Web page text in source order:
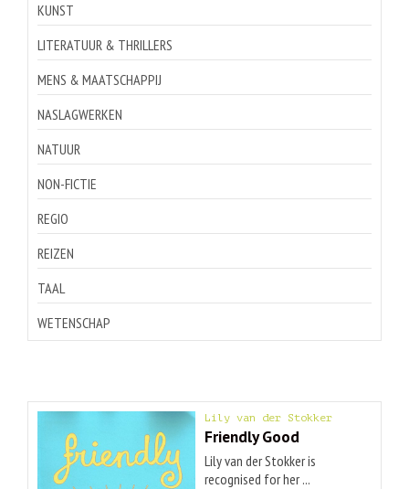
KUNST
LITERATUUR & THRILLERS
MENS & MAATSCHAPPIJ
NASLAGWERKEN
NATUUR
NON-FICTIE
REGIO
REIZEN
TAAL
WETENSCHAP
Lily van der Stokker
Friendly Good
Lily van der Stokker is
recognised for her ...